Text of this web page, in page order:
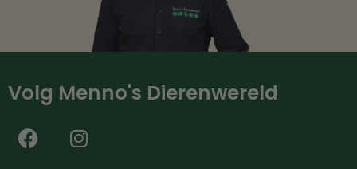
Volg Menno's Dierenwereld